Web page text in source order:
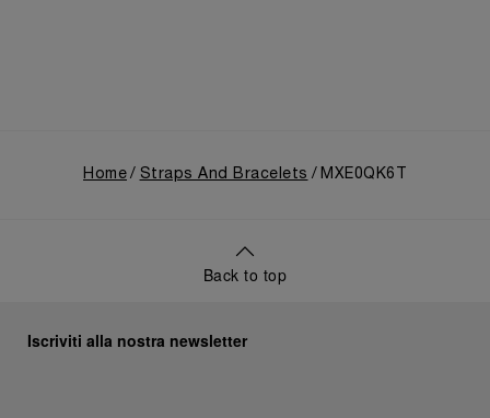
Home Straps And Bracelets MXE0QK6T
Back to top
Iscriviti alla nostra newsletter